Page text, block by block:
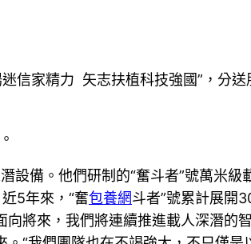
信家精力 矢志扶植科技強國”，分
設備。他們研制的“奮斗者”號萬米級
5年來，“奮包養網斗者”號累計展開
將來，我們將連續推進載人深潛的